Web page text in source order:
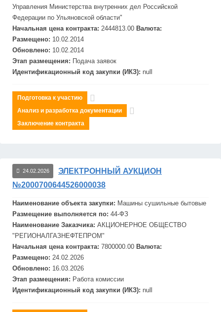
Управления Министерства внутренних дел Российской
Федерации по Ульяновской области"
Начальная цена контракта: 2444813.00 Валюта:
Размещено: 10.02.2014
Обновлено: 10.02.2014
Этап размещения: Подача заявок
Идентификационный код закупки (ИКЗ): null
Подготовка к участию
Анализ и разработка документации
Заключение контракта
24.02.2026
ЭЛЕКТРОННЫЙ АУКЦИОН
№2000700644526000038
Наименование объекта закупки: Машины сушильные бытовые
Размещение выполняется по: 44-ФЗ
Наименование Заказчика: АКЦИОНЕРНОЕ ОБЩЕСТВО
"РЕГИОНАЛГАЗНЕФТЕПРОМ"
Начальная цена контракта: 7800000.00 Валюта:
Размещено: 24.02.2026
Обновлено: 16.03.2026
Этап размещения: Работа комиссии
Идентификационный код закупки (ИКЗ): null